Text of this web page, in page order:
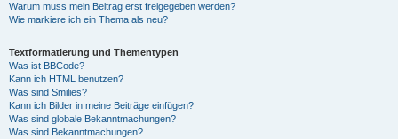
Warum muss mein Beitrag erst freigegeben werden?
Wie markiere ich ein Thema als neu?
Textformatierung und Thementypen
Was ist BBCode?
Kann ich HTML benutzen?
Was sind Smilies?
Kann ich Bilder in meine Beiträge einfügen?
Was sind globale Bekanntmachungen?
Was sind Bekanntmachungen?